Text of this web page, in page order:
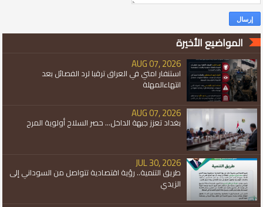
المواضيع الأخيرة
AUG 07, 2026
استنفار امتي في العراق ترقبا لرد الفصائل بعد
انتهاءالمهلة
AUG 07, 2026
بغداد تعزز جبهة الداخل... حصر السلاح أولوية المرح
JUL 30, 2026
طريق التنمية.. رؤية اقتصادية تتواصل من السوداني إلى
الزيدي